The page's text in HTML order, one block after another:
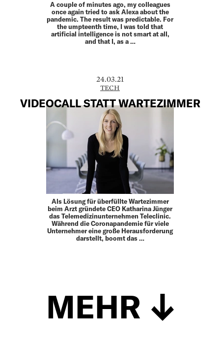
A couple of minutes ago, my colleagues
once again tried to ask Alexa about the
pandemic. The result was predictable. For
the umpteenth time, I was told that
artificial intelligence is not smart at all,
and that I, as a …
24.03.21
TECH
VIDEOCALL STATT WARTEZIMMER
Als Lösung für überfüllte Wartezimmer
beim Arzt gründete CEO Katharina Jünger
das Telemedizinunternehmen Teleclinic.
Während die Coronapandemie für viele
Unternehmer eine große Herausforderung
darstellt, boomt das …
MEHR